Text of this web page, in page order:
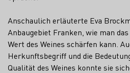
Anschaulich erläuterte Eva
Anbaugebiet Franken, wie man
Wert des Weines schärfen kann.
Herkunftsbegriff und die
Qualität des Weines konnte sie